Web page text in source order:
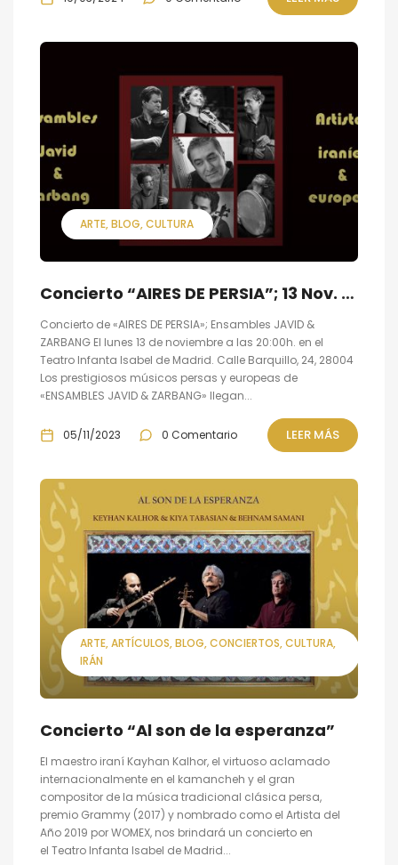
ARTE BLOG CULTURA
Concierto “AIRES DE PERSIA”; 13 Nov. en Teatro Infanta Isabel Madrid
Concierto de «AIRES DE PERSIA»; Ensambles JAVID &
ZARBANG El lunes 13 de noviembre a las 20:00h. en el
Teatro Infanta Isabel de Madrid. Calle Barquillo, 24, 28004
Los prestigiosos músicos persas y europeas de
«ENSAMBLES JAVID & ZARBANG» llegan...
05/11/2023 0 Comentario LEER MÁS
ARTE ARTÍCULOS BLOG CONCIERTOS CULTURA
IRÁN
Concierto “Al son de la esperanza”
El maestro iraní Kayhan Kalhor, el virtuoso aclamado
internacionalmente en el kamancheh y el gran
compositor de la música tradicional clásica persa,
premio Grammy (2017) y nombrado como el Artista del
Año 2019 por WOMEX, nos brindará un concierto en
el Teatro Infanta Isabel de Madrid...